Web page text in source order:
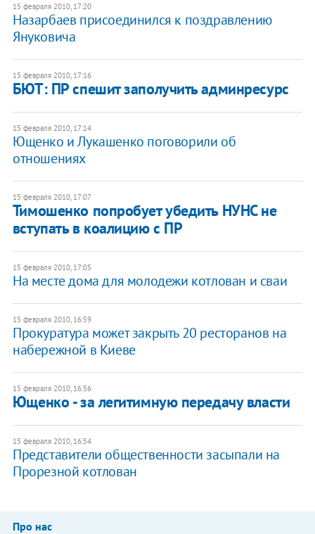
15 февраля 2010, 17:20
Назарбаев присоединился к поздравлению
Януковича
15 февраля 2010, 17:16
БЮТ: ПР спешит заполучить админресурс
15 февраля 2010, 17:14
Ющенко и Лукашенко поговорили об
отношениях
15 февраля 2010, 17:07
Тимошенко попробует убедить НУНС не
вступать в коалицию с ПР
15 февраля 2010, 17:05
На месте дома для молодежи котлован и сваи
15 февраля 2010, 16:59
Прокуратура может закрыть 20 ресторанов на
набережной в Киеве
15 февраля 2010, 16:56
Ющенко - за легитимную передачу власти
15 февраля 2010, 16:54
Представители общественности засыпали на
Прорезной котлован
Про нас